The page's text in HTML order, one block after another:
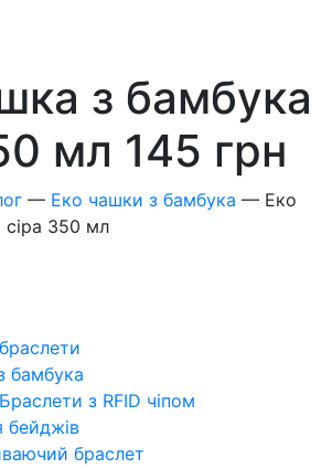
з бамбука
мл 145 грн
— Еко чашки з бамбука — Еко
350 мл
бамбука
з RFID чіпом
бейджів
браслет